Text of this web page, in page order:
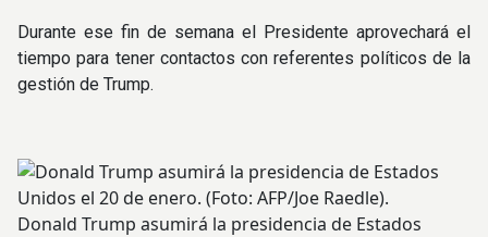
Durante ese fin de semana el Presidente aprovechará el
tiempo para tener contactos con referentes políticos de la
gestión de Trump.
Donald Trump asumirá la presidencia de Estados